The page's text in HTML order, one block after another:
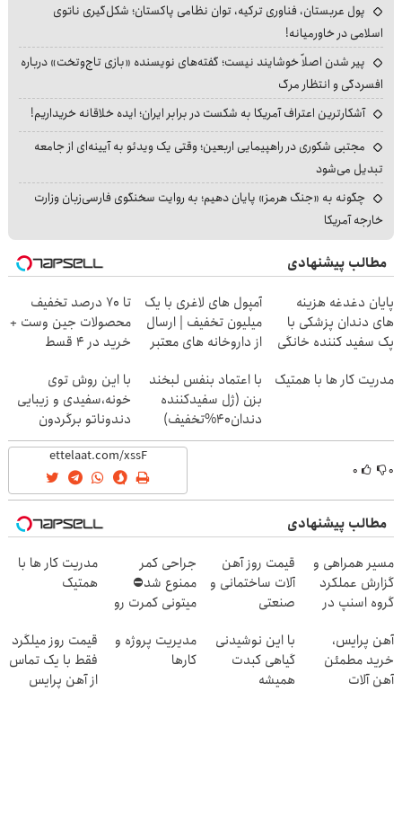
پول عربستان، فناوری ترکیه، توان نظامی پاکستان؛ شکل‌گیری ناتوی
اسلامی در خاورمیانه!
پیر شدن اصلاً خوشایند نیست؛ گفته‌های نویسنده «بازی تاج‌وتخت» درباره
افسردگی و انتظار مرگ
آشکارترین اعتراف آمریکا به شکست در برابر ایران؛ ایده خلاقانه خریداریم!
مجتبی شکوری در راهپیمایی اربعین؛ وقتی یک ویدئو به آیینه‌ای از جامعه
تبدیل می‌شود
چگونه به «جنگ هرمز» پایان دهیم؛ به روایت سخنگوی فارسی‌زبان وزارت
خارجه آمریکا
مطالب پیشنهادی
پایان دغدغه هزینه
های دندان پزشکی با
پک سفید کننده خانگی
آمپول های لاغری با یک
میلیون تخفیف | ارسال
از داروخانه های معتبر
تا 70 درصد تخفیف
محصولات جین وست +
خرید در 4 قسط
مدریت کار ها با همتیک
با اعتماد بنفس لبخند
بزن (ژل سفیدکننده
دندان40%تخفیف)
با این روش توی
خونه،سفیدی و زیبایی
دندوناتو برگردون
(40%off)
۰ ۰
مطالب پیشنهادی
مسیر همراهی و
گزارش عملکرد
گروه اسنپ در
قیمت روز آهن
آلات ساختمانی و
صنعتی
جراحی کمر
ممنوع شد⛔
میتونی کمرت رو
کنی! 👈🏻
پرسش‌نامه
مدریت کار ها با
همتیک
آهن پرایس،
خرید مطمئن
آهن آلات
با این نوشیدنی
گیاهی کبدت
همیشه
مدیریت پروژه و
کارها
قیمت روز میلگرد
فقط با یک تماس
از آهن پرایس